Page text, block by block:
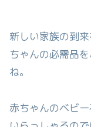
新しい家族の到
ちゃんの必需品
ね。
赤ちゃんのベビ